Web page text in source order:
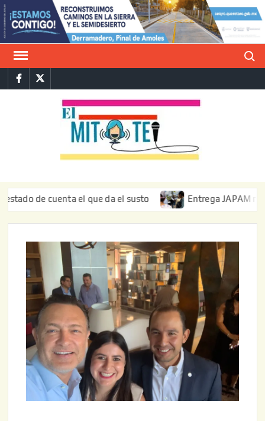
Saltar
al
contenido
FacebookTwitter
cuenta el que da el susto Entrega JAPAM